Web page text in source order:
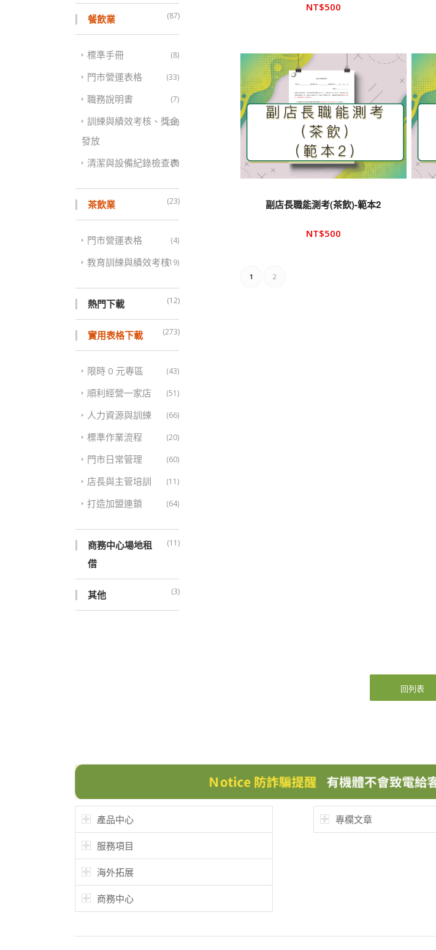
NT$500
副店長職能測考(茶飲)-範本2
NT$500
1 2
餐飲業 (87)
標準手冊 (8)
門市營運表格 (33)
職務說明書 (7)
訓練與績效考核、獎金
發放
(32)
清潔與設備紀錄檢查表
(7)
茶飲業 (23)
門市營運表格 (4)
教育訓練與績效考核(19)
熱門下載 (12)
實用表格下載 (273)
限時 0 元專區 (43)
順利經營一家店 (51)
人力資源與訓練 (66)
標準作業流程 (20)
門市日常管理 (60)
店長與主管培訓 (11)
打造加盟連鎖 (64)
商務中心場地租
借
(11)
其他 (3)
回列表
產品中心
服務項目
海外拓展
商務中心
專欄文章